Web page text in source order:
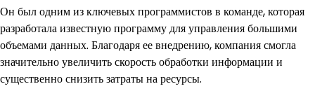
Он был одним из ключевых программистов в команде, которая
разработала известную программу для управления большими
объемами данных. Благодаря ее внедрению, компания смогла
значительно увеличить скорость обработки информации и
существенно снизить затраты на ресурсы.